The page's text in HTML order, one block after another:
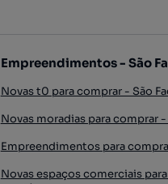
Empreendimentos - São
Novas t0 para comprar - São
Novas moradias para comprar
Empreendimentos para
Novas espaços comerciais